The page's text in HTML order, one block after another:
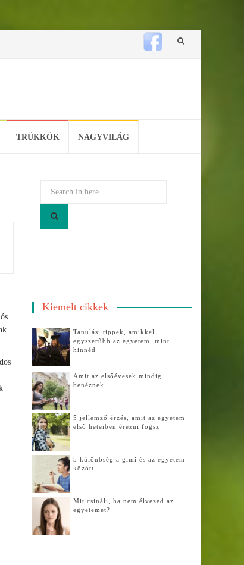
Skip
TRÜKKÖK NAGYVILÁG
Kiemelt cikkek
Tanulási tippek, amikkel
egyszerűbb az egyetem, mint
hinnéd
Amit az elsőévesek mindig
benéznek
5 jellemző érzés, amit az egyetem
első heteiben érezni fogsz
5 különbség a gimi és az egyetem
között
Mit csinálj, ha nem élvezed az
egyetemet?